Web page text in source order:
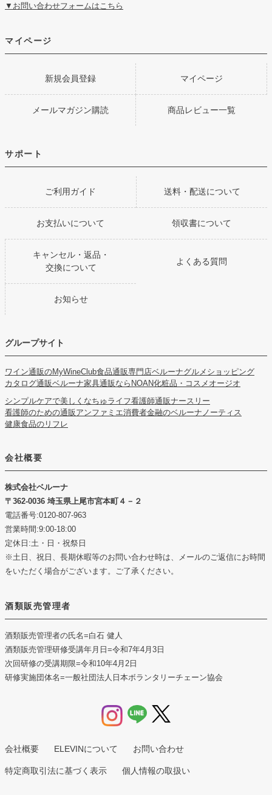
▼お問い合わせフォームはこちら
マイページ
新規会員登録 マイページ
メールマガジン購読 商品レビュー一覧
サポート
ご利用ガイド 送料・配送について
お支払いについて 領収書について
キャンセル・返品・
交換について
よくある質問
お知らせ
グループサイト
ワイン通販のMyWineClub食品通販専門店ベルーナグルメショッピング
カタログ通販ベルーナ家具通販ならNOAN化粧品・コスメオージオ
シンプルケアで美しくなちゅライフ看護師通販ナースリー
看護師のための通販アンファミエ消費者金融のベルーナノーティス
健康食品のリフレ
会社概要
株式会社ベルーナ
362-0036 埼玉県上尾市宮本町４－２
電話番号:0120-807-963
営業時間:9:00-18:00
定休日:土・日・祝祭日
※土日、祝日、長期休暇等のお問い合わせ時は、メールのご返信にお時間
をいただく場合がございます。ご了承ください。
酒類販売管理者
酒類販売管理者の氏名=白石 健人
酒類販売管理研修受講年月日 =令和7年4月3日
次回研修の受講期限=令和10年4月2日
研修実施団体名=一般社団法人日本ボランタリーチェーン協会
会社概要 ELEVINについて お問い合わせ
特定商取引法に基づく表示 個人情報の取扱い